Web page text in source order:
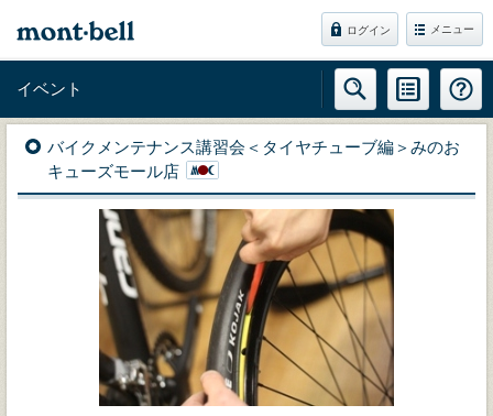
ログイン メニュー
イベント
バイクメンテナンス講習会＜タイヤチューブ編＞みのお
キューズモール店